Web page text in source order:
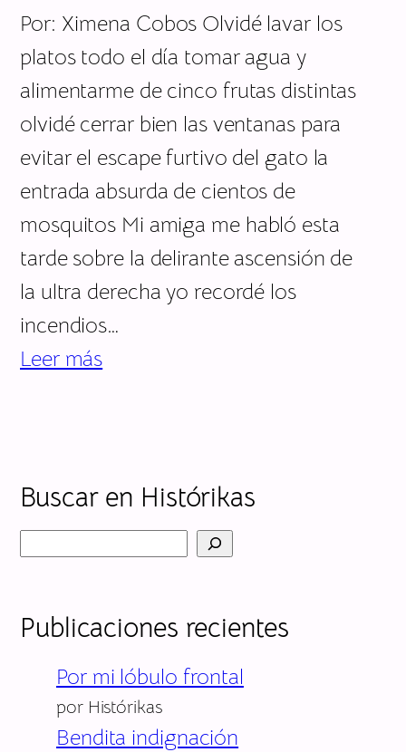
Por: Ximena Cobos Olvidé lavar los
platos todo el día tomar agua y
alimentarme de cinco frutas distintas
olvidé cerrar bien las ventanas para
evitar el escape furtivo del gato la
entrada absurda de cientos de
mosquitos Mi amiga me habló esta
tarde sobre la delirante ascensión de
la ultra derecha yo recordé los
incendios…
Leer más
Buscar en Histórikas
s
q
Publicaciones recientes
Por mi lóbulo frontal
por Histórikas
Bendita indignación